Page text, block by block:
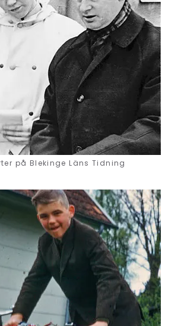
på Blekinge Läns Tidning